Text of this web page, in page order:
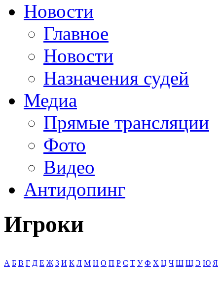
Новости
Главное
Новости
Назначения судей
Медиа
Прямые трансляции
Фото
Видео
Антидопинг
Игроки
А Б В Г Д Е Ж З И К Л М Н О П Р С Т У Ф Х Ц Ч Ш Щ Э Ю Я